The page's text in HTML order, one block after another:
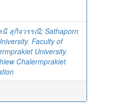
นี สุกิจวรรณี; Sathaporn
Faculty of
University.
Chalermprakiet